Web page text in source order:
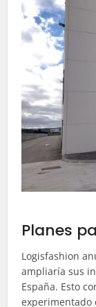
Planes
Logisfashion
ampliaría sus
España. Esto
experimentado